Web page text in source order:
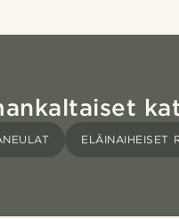
ELÄINAIHEISET